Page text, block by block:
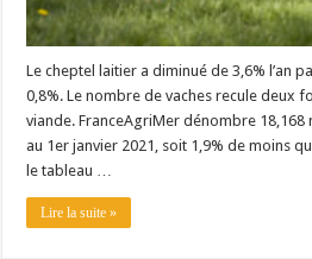
Le cheptel laitier a diminué de 3,6% l’an
0,8%. Le nombre de vaches recule deux
viande. FranceAgriMer dénombre 18,168
au 1er janvier 2021, soit 1,9% de moins
le tableau …
Lire la suite »